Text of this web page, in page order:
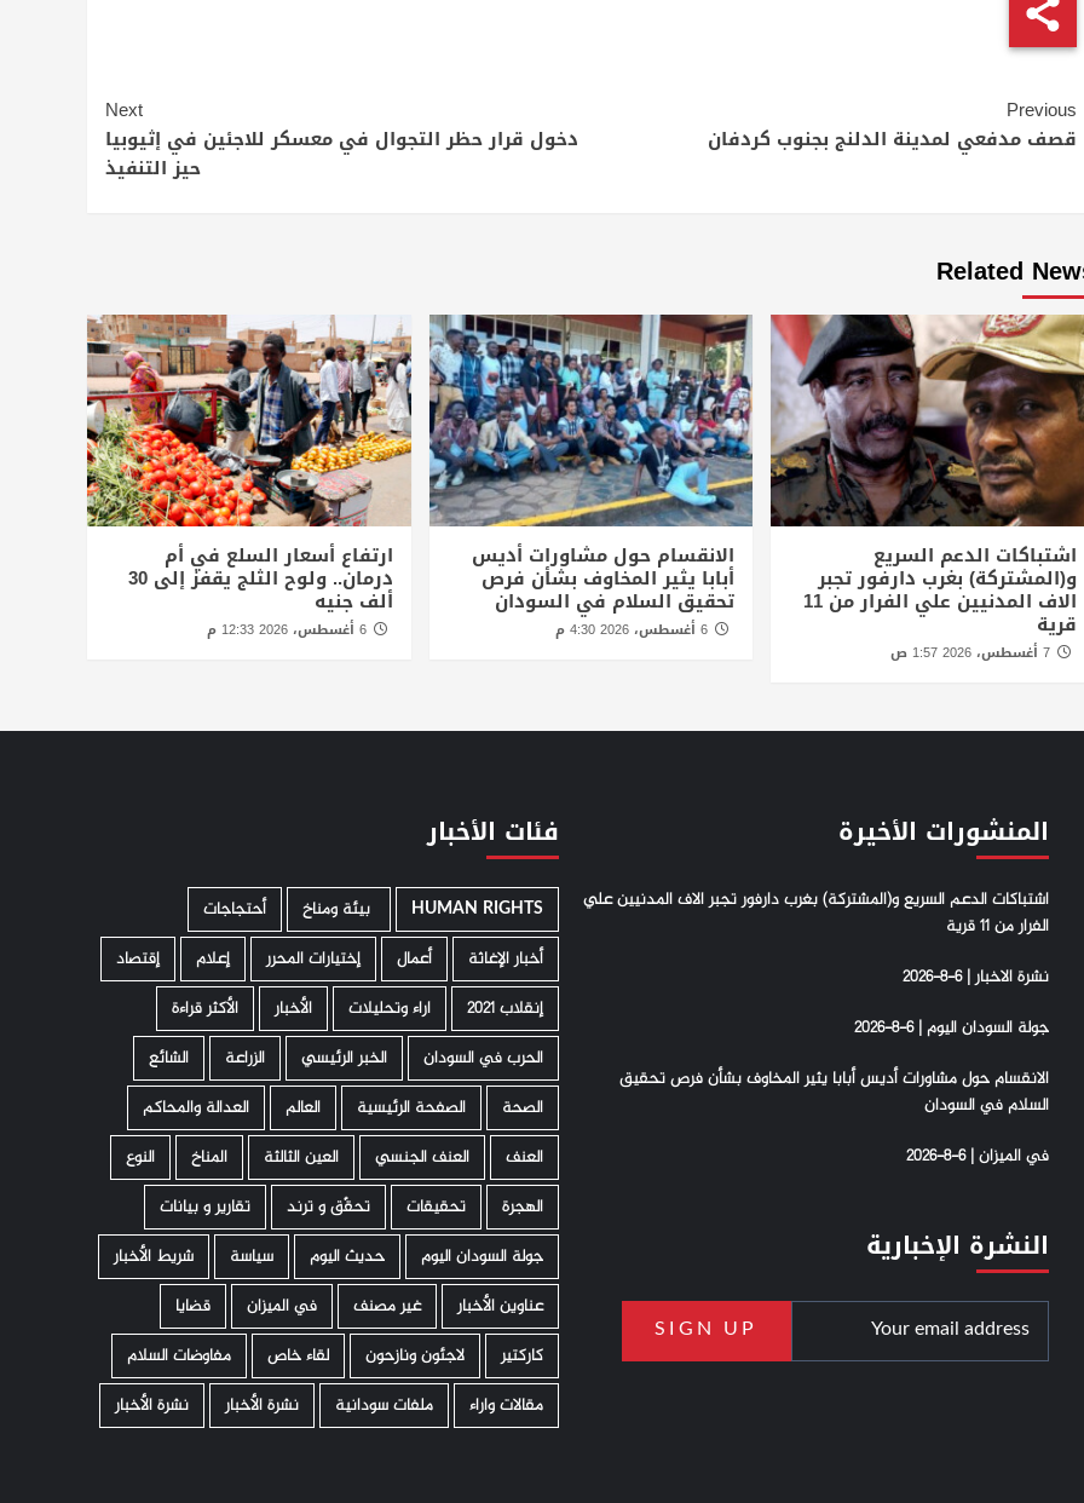
Continue
Reading
Previous
قصف مدفعي لمدينة الدلنج بجنوب كردفان
Next
دخول قرار حظر التجوال في معسكر للاجئين في إثيوبيا
حيز التنفيذ
Related
اشتباكات الدعم السريع
و(المشتركة) بغرب دارفور تجبر
الاف المدنيين علي الفرار من 11
قرية
7 أغسطس، 2026 1:57 ص
الانقسام حول مشاورات أديس
أبابا يثير المخاوف بشأن فرص
تحقيق السلام في السودان
ارتفاع أسعار السلع في أم
درمان.. ولوح الثلج يقفز إلى 30
ألف جنيه
6 أغسطس، 2026 12:33 م
المنشورات الأخيرة
اشتباكات الدعم السريع و(المشتركة) بغرب دارفور تجبر الاف المدنيين علي
الفرار من 11 قرية
نشرة الاخبار | 6-8-2026
جولة السودان اليوم | 6-8-2026
الانقسام حول مشاورات أديس أبابا يثير المخاوف بشأن فرص تحقيق
السلام في السودان
في الميزان | 6-8-2026
النشرة الإخبارية
فئات الأخبار
HUMAN RIGHTS ­ بيئة ومناخ
أحتجاجات
أخبار الإغاثة
أعمال إختيارات المحرر إعلام
إقتصاد
إنقلاب 2021
اراء وتحليلات الأخبار
الأكثر قراءة
الحرب في السودان
الخبر الرئيسي الزراعة
الشائع
الصحة
الصفحة الرئيسية العالم
العدالة والمحاكم
العنف
العنف الجنسي العين الثالثة المناخ
النوع
الهجرة
تحقيقات تحقّق و ترند
تقارير و بيانات
جولة السودان اليوم
حديث اليوم سياسة
شريط الأخبار
عناوين الأخبار
غير مصنف في الميزان
قضايا
كاركتير
لاجئون ونازحون لقاء خاص
مفاوضات السلام
مقالات واراء
ملفات سودانية نشرة الأخبار نشرة الأخبار